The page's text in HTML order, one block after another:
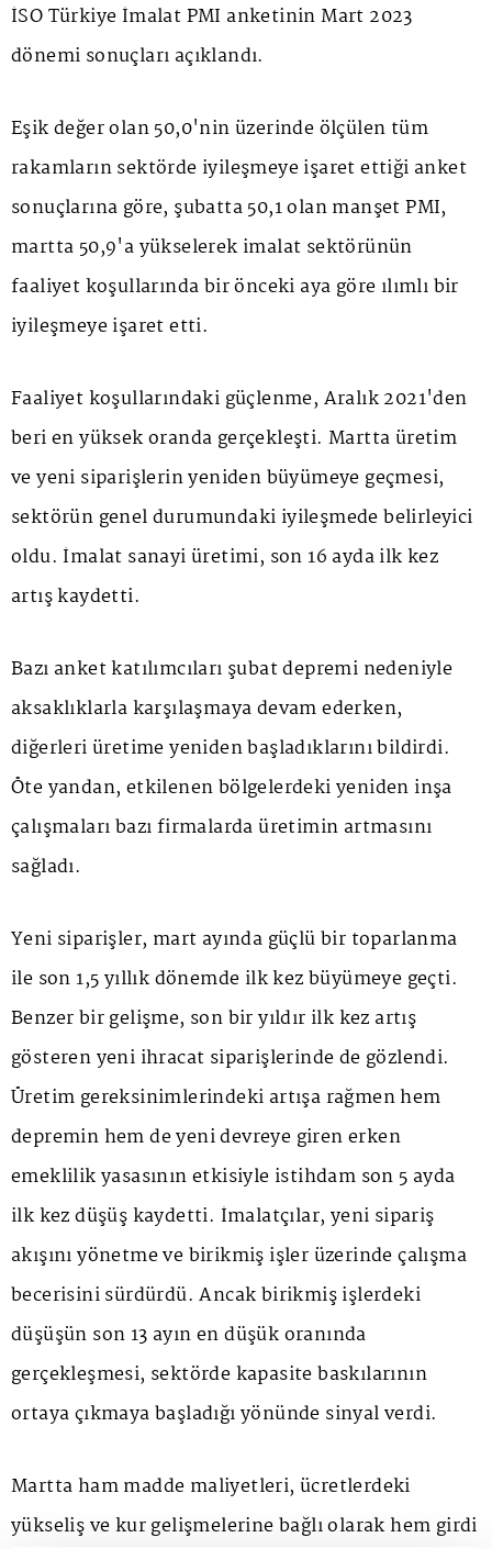
İSO Türkiye İmalat PMI anketinin Mart 2023
dönemi sonuçları açıklandı.
Eşik değer olan 50,0'nin üzerinde ölçülen tüm
rakamların sektörde iyileşmeye işaret ettiği anket
sonuçlarına göre, şubatta 50,1 olan manşet PMI,
martta 50,9'a yükselerek imalat sektörünün
faaliyet koşullarında bir önceki aya göre ılımlı bir
iyileşmeye işaret etti.
Faaliyet koşullarındaki güçlenme, Aralık 2021'den
beri en yüksek oranda gerçekleşti. Martta üretim
ve yeni siparişlerin yeniden büyümeye geçmesi,
sektörün genel durumundaki iyileşmede belirleyici
oldu. İmalat sanayi üretimi, son 16 ayda ilk kez
artış kaydetti.
Bazı anket katılımcıları şubat depremi nedeniyle
aksaklıklarla karşılaşmaya devam ederken,
diğerleri üretime yeniden başladıklarını bildirdi.
Öte yandan, etkilenen bölgelerdeki yeniden inşa
çalışmaları bazı firmalarda üretimin artmasını
sağladı.
Yeni siparişler, mart ayında güçlü bir toparlanma
ile son 1,5 yıllık dönemde ilk kez büyümeye geçti.
Benzer bir gelişme, son bir yıldır ilk kez artış
gösteren yeni ihracat siparişlerinde de gözlendi.
Üretim gereksinimlerindeki artışa rağmen hem
depremin hem de yeni devreye giren erken
emeklilik yasasının etkisiyle istihdam son 5 ayda
ilk kez düşüş kaydetti. İmalatçılar, yeni sipariş
akışını yönetme ve birikmiş işler üzerinde çalışma
becerisini sürdürdü. Ancak birikmiş işlerdeki
düşüşün son 13 ayın en düşük oranında
gerçekleşmesi, sektörde kapasite baskılarının
ortaya çıkmaya başladığı yönünde sinyal verdi.
Martta ham madde maliyetleri, ücretlerdeki
yükseliş ve kur gelişmelerine bağlı olarak hem girdi